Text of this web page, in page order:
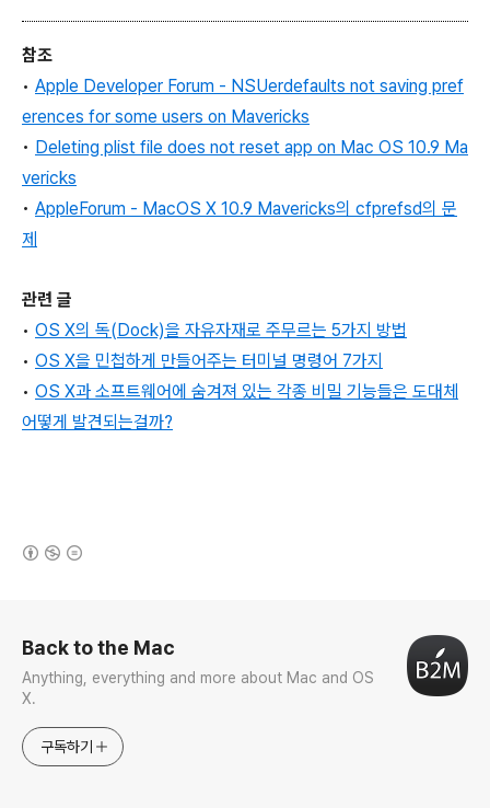
참조
• Apple Developer Forum - NSUerdefaults not saving pref
erences for some users on Mavericks
• Deleting plist file does not reset app on Mac OS 10.9 Ma
vericks
• AppleForum - MacOS X 10.9 Mavericks의 cfprefsd의 문
제
관련 글
• OS X의 독(Dock)을 자유자재로 주무르는 5가지 방법
• OS X을 민첩하게 만들어주는 터미널 명령어 7가지
• OS X과 소프트웨어에 숨겨져 있는 각종 비밀 기능들은 도대체
어떻게 발견되는걸까?
Back to the Mac
Anything, everything and more about Mac and OS
X.
구독하기